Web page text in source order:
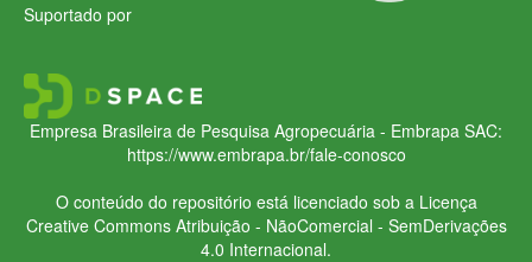
Suportado por
Empresa Brasileira de Pesquisa Agropecuária - Embrapa SAC:
https://www.embrapa.br/fale-conosco
O conteúdo do repositório está licenciado sob a Licença
Creative CommonsAtribuição - NãoComercial - SemDerivações
4.0 Internacional.